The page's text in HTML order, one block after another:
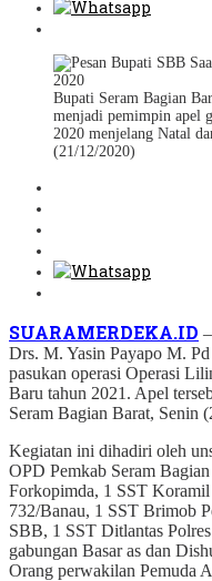
Bupati Seram Bagian
menjadi pemimpin apel
2020 menjelang Natal
(21/12/2020)
SUARAMERDEKA.ID
Drs. M. Yasin Payapo M.
pasukan operasi Operasi
Baru tahun 2021. Apel
Seram Bagian Barat, Senin
Kegiatan ini dihadiri oleh
OPD Pemkab Seram
Forkopimda, 1 SST
732/Banau, 1 SST Brimob
SBB, 1 SST Ditlantas
gabungan Basar as dan
Orang perwakilan Pemuda